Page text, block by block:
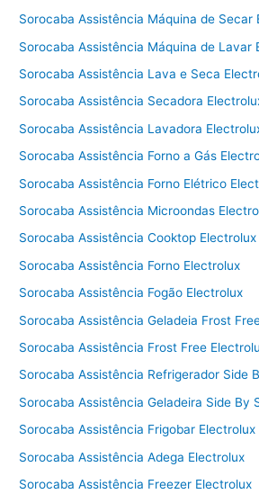
Sorocaba Assistência Máquina de Secar
Sorocaba Assistência Máquina de Lavar
Sorocaba Assistência Lava e Seca
Sorocaba Assistência Secadora
Sorocaba Assistência Lavadora
Sorocaba Assistência Forno a Gás
Sorocaba Assistência Forno Elétrico
Sorocaba Assistência Microondas
Sorocaba Assistência Cooktop Electrolux
Sorocaba Assistência Forno Electrolux
Sorocaba Assistência Fogão Electrolux
Sorocaba Assistência Geladeia Frost
Sorocaba Assistência Frost Free
Sorocaba Assistência Refrigerador Side
Sorocaba Assistência Geladeira Side By
Sorocaba Assistência Frigobar Electrolux
Sorocaba Assistência Adega Electrolux
Sorocaba Assistência Freezer Electrolux